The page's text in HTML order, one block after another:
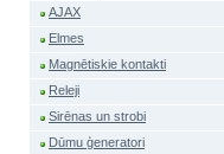
AJAX
Elmes
Magnētiskie kontakti
Releji
Sirēnas un strobi
Dūmu ģeneratori